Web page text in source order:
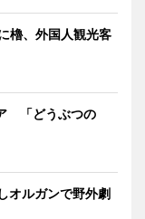
櫓、外国人観光客
「どうぶつの
オルガンで野外劇